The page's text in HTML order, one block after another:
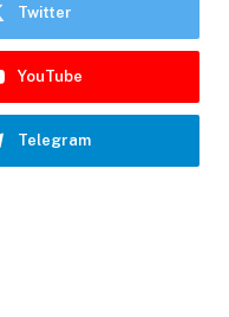
Twitter
YouTube
Telegram